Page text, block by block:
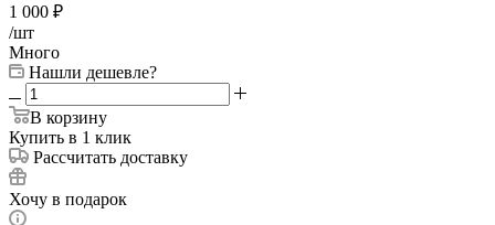
1 000 ₽
/шт
Много
Нашли дешевле?
В корзину
Купить в 1 клик
Рассчитать доставку
Хочу в подарок